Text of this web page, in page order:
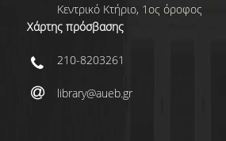
Κεντρικό Κτήριο, 1ος όροφος
Χάρτης πρόσβασης
210-8203261
library@aueb.gr